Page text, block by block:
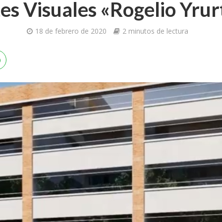
Visuales «Rogelio
18 de febrero de 2020 2 minutos de lectura